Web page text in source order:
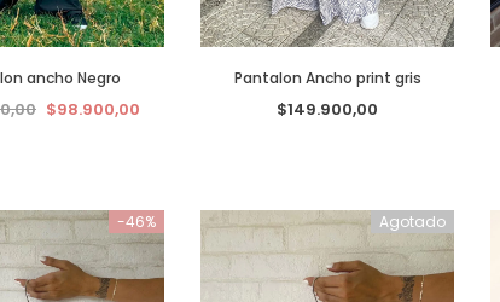
ancho Negro
$98.900,00
Pantalon Ancho print gris
$149.900,00
-46% Agotado